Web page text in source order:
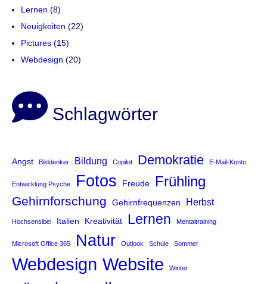
Lernen (8)
Neuigkeiten (22)
Pictures (15)
Webdesign (20)
Schlagwörter
Angst Bilddenker Bildung Copilot Demokratie E-Mail-Konto
Entwicklung Psyche Fotos Freude Frühling
Gehirnforschung Gehirnfrequenzen Herbst
Hochsensibel Italien Kreativität Lernen Mentaltraining
Microsoft Office 365 Natur Outlook Schule Sommer
Webdesign Website Winter